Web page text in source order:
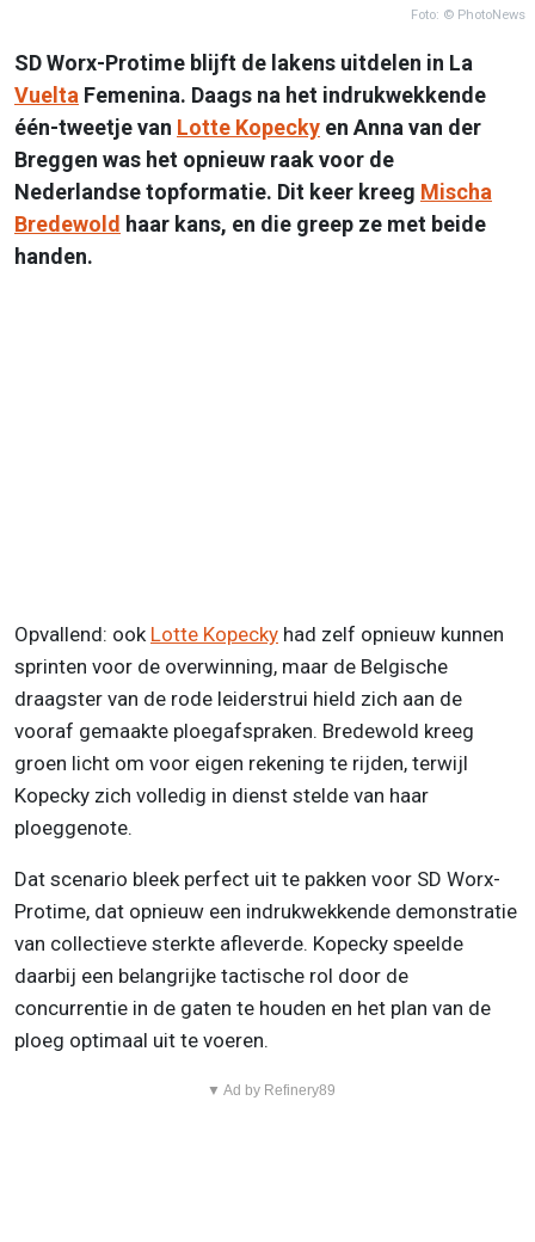
Foto: © PhotoNews
SD Worx-Protime blijft de lakens uitdelen in La
Vuelta Femenina. Daags na het indrukwekkende
één-tweetje van Lotte Kopecky en Anna van der
Breggen was het opnieuw raak voor de
Nederlandse topformatie. Dit keer kreeg Mischa
Bredewold haar kans, en die greep ze met beide
handen.
Opvallend: ook Lotte Kopecky had zelf opnieuw kunnen
sprinten voor de overwinning, maar de Belgische
draagster van de rode leiderstrui hield zich aan de
vooraf gemaakte ploegafspraken. Bredewold kreeg
groen licht om voor eigen rekening te rijden, terwijl
Kopecky zich volledig in dienst stelde van haar
ploeggenote.
Dat scenario bleek perfect uit te pakken voor SD Worx-
Protime, dat opnieuw een indrukwekkende demonstratie
van collectieve sterkte afleverde. Kopecky speelde
daarbij een belangrijke tactische rol door de
concurrentie in de gaten te houden en het plan van de
ploeg optimaal uit te voeren.
▼ Ad by Refinery89